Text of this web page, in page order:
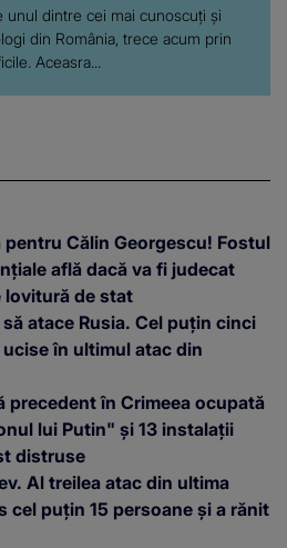
unul dintre cei mai cunoscuți și
din România, trece acum prin
Aceasra...
pentru Călin Georgescu! Fostul
află dacă va fi judecat
lovitură de stat
atace Rusia. Cel puțin cinci
în ultimul atac din
precedent în Crimeea ocupată
lui Putin" și 13 instalații
distruse
Al treilea atac din ultima
cel puțin 15 persoane și a rănit